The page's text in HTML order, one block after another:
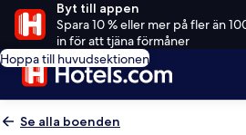
Byt till appen
Spara 10 % eller mer på fler än
in för att tjäna förmåner
Hoppa till huvudsektionen
Se alla boenden